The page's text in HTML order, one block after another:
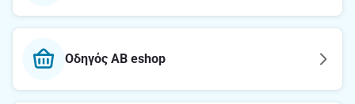
Οδηγός AB eshop